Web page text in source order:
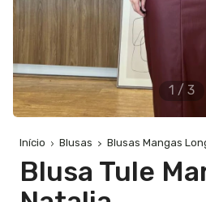
1 / 3
Início Blusas Blusas Mangas
Blusa Tule